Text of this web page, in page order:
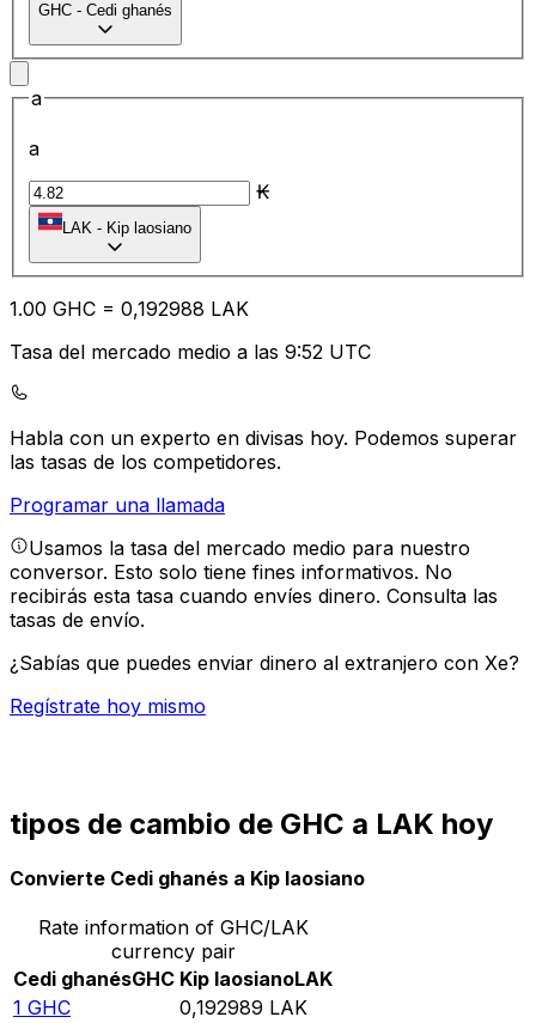
GHC - Cedi ghanés
a
a
₭
LAK - Kip laosiano
1.00 GHC = 0,192988 LAK
Tasa del mercado medio a las 9:52 UTC
Habla con un experto en divisas hoy. Podemos superar
las tasas de los competidores.
Programar una llamada
Usamos la tasa del mercado medio para nuestro
conversor. Esto solo tiene fines informativos. No
recibirás esta tasa cuando envíes dinero. Consulta las
tasas de envío.
¿Sabías que puedes enviar dinero al extranjero con Xe?
Regístrate hoy mismo
tipos de cambio de GHC a LAK hoy
Convierte Cedi ghanés a Kip laosiano
Rate information of GHC/LAK
currency pair
Cedi ghanésGHC Kip laosianoLAK
1 GHC 0,192989 LAK